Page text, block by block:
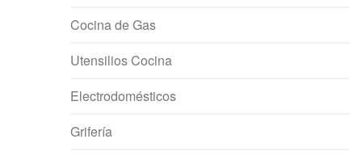
Cocina de Gas
Utensilios Cocina
Electrodomésticos
Grifería